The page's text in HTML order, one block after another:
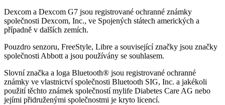
Dexcom a Dexcom G7 jsou registrované ochranné známky
společnosti Dexcom, Inc., ve Spojených státech amerických a
případně v dalších zemích.
Pouzdro senzoru, FreeStyle, Libre a související značky jsou značky
společnosti Abbott a jsou používány se souhlasem.
Slovní značka a loga Bluetooth® jsou registrované ochranné
známky ve vlastnictví společnosti Bluetooth SIG, Inc. a jakékoli
použití těchto známek společností mylife Diabetes Care AG nebo
jejími přidruženými společnostmi je kryto licencí.